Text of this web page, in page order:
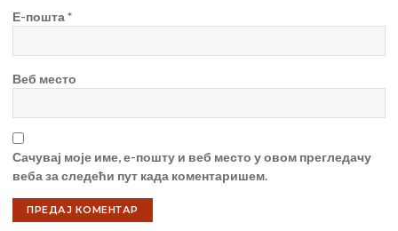
Е-пошта*
Веб место
Сачувај моје име, е-пошту и веб место у овом прегледачу
веба за следећи пут када коментаришем.